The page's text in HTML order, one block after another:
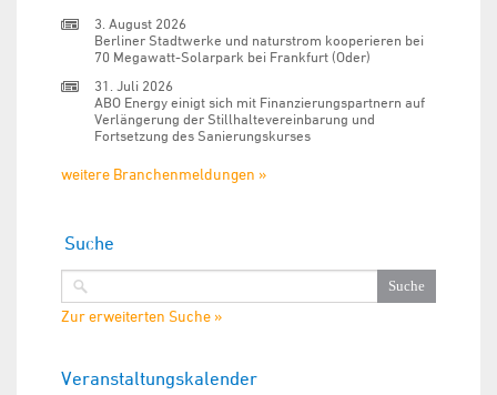
3. August 2026
Berliner Stadtwerke und naturstrom kooperieren bei
70 Megawatt-Solarpark bei Frankfurt (Oder)
31. Juli 2026
ABO Energy einigt sich mit Finanzierungspartnern auf
Verlängerung der Stillhaltevereinbarung und
Fortsetzung des Sanierungskurses
weitere Branchenmeldungen »
Suche
Zur erweiterten Suche »
Veranstaltungskalender